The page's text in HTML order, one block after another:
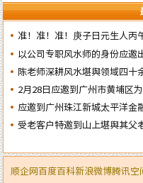
准！准！准！庚子日元生人丙
以公司专职风水师的身份应邀
周年庆典
陈老师深耕风水堪舆领域四十
2月28日应邀到广州市黄埔区
应邀到广州珠江新城太平洋金
受老客户特邀到山上堪舆其父
顺企网百度百科新浪微博腾讯空